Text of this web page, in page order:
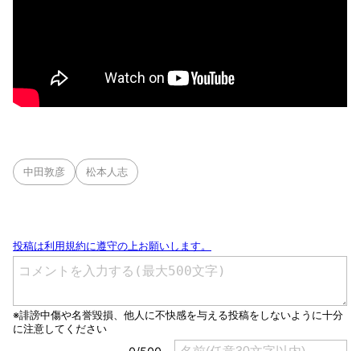
中田敦彦 松本人志